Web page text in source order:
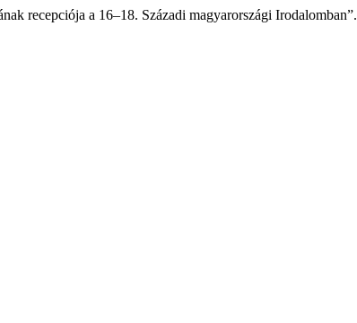
recepciója a 16–18. Századi magyarországi Irodalomban”.